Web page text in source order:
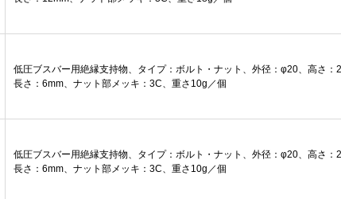
低圧ブスバー用絶縁支持物、タイプ：ボルト・ナット、外径：φ20、高さ：
長さ：6mm、ナット部メッキ：3C、重さ10g／個
低圧ブスバー用絶縁支持物、タイプ：ボルト・ナット、外径：φ20、高さ：
長さ：6mm、ナット部メッキ：3C、重さ10g／個